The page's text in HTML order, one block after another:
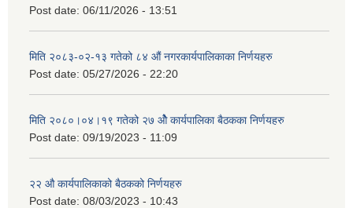
Post date: 06/11/2026 - 13:51
मिति २०८३-०२-१३ गतेको ८४ औं नगरकार्यपालिकाका निर्णयहरु
Post date: 05/27/2026 - 22:20
मिति २०८०।०४।१९ गतेको २७ ‌‍‌ओेै कार्यपालिका बैठकका निर्णयहरु
Post date: 09/19/2023 - 11:09
२‍२ औ कार्यपालिकाको बैठकको निर्णयहरु
Post date: 08/03/2023 - 10:43